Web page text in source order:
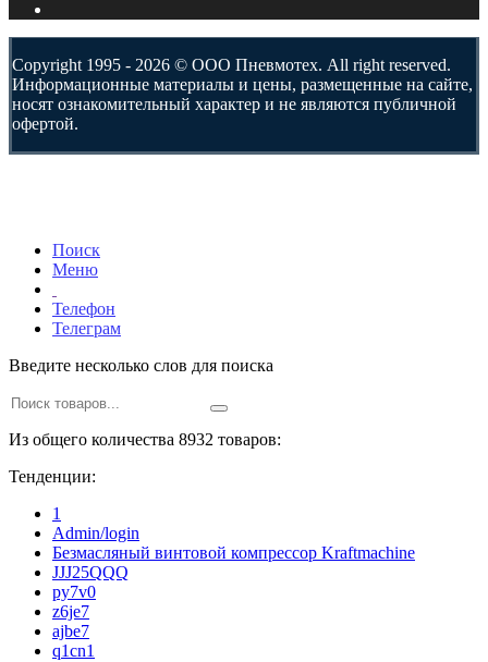
Copyright 1995 - 2026 © ООО Пневмотех. All right reserved.
Информационные материалы и цены, размещенные на сайте,
носят ознакомительный характер и не являются публичной
офертой.
Поиск
Меню
Телефон
Телеграм
Введите несколько слов для поиска
Из общего количества 8932 товаров:
Тенденции:
1
Admin/login
Безмасляный винтовой компрессор Kraftmaсhine
JJJ25QQQ
py7v0
z6je7
ajbe7
q1cn1